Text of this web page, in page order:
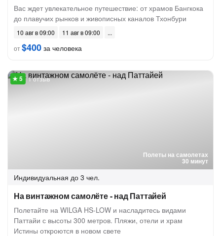
Вас ждет увлекательное путешествие: от храмов Бангкока
до плавучих рынков и живописных каналов Тхонбури
10 авг в 09:00
11 авг в 09:00
от$400 за человека
Полеты на самолетах
30 минут
1 отзыв
Индивидуальная до 3 чел.
На винтажном самолёте - над Паттайей
Полетайте на WILGA HS-LOW и насладитесь видами
Паттайи с высоты 300 метров. Пляжи, отели и храм
Истины откроются в новом свете